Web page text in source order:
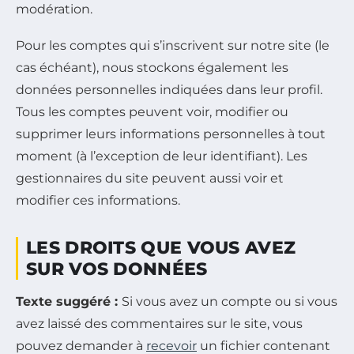
modération.
Pour les comptes qui s’inscrivent sur notre site (le
cas échéant), nous stockons également les
données personnelles indiquées dans leur profil.
Tous les comptes peuvent voir, modifier ou
supprimer leurs informations personnelles à tout
moment (à l’exception de leur identifiant). Les
gestionnaires du site peuvent aussi voir et
modifier ces informations.
LES DROITS QUE VOUS AVEZ
SUR VOS DONNÉES
Texte suggéré : Si vous avez un compte ou si vous
avez laissé des commentaires sur le site, vous
pouvez demander à recevoir un fichier contenant